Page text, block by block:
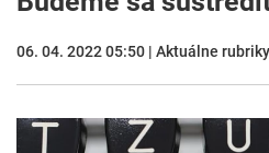
06. 04. 2022 05:50 | Aktuálne rubriky